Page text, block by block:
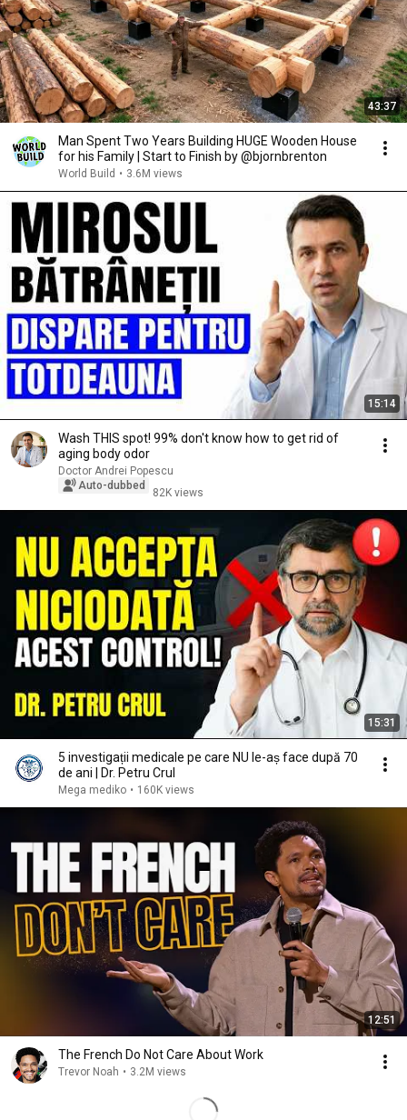
43:37
Man Spent Two Years Building HUGE Wooden House
for his Family | Start to Finish by @bjornbrenton
World Build • 3.6M views
15:14
Wash THIS spot! 99% don't know how to get rid of
aging body odor
Doctor Andrei Popescu
Auto-dubbed
82K views
15:31
5 investigații medicale pe care NU le-aș face după 70
de ani | Dr. Petru Crul
Mega mediko • 160K views
12:51
The French Do Not Care About Work
Trevor Noah • 3.2M views